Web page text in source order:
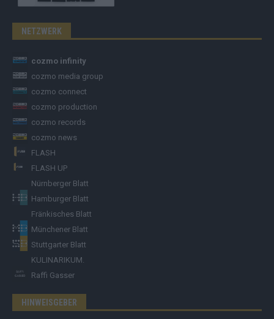
NETZWERK
cozmo infinity
cozmo media group
cozmo connect
cozmo production
cozmo records
cozmo news
FLASH
FLASH UP
Nürnberger Blatt
Hamburger Blatt
Fränkisches Blatt
Münchener Blatt
Stuttgarter Blatt
KULINARIKUM.
Raffi Gasser
HINWEISGEBER